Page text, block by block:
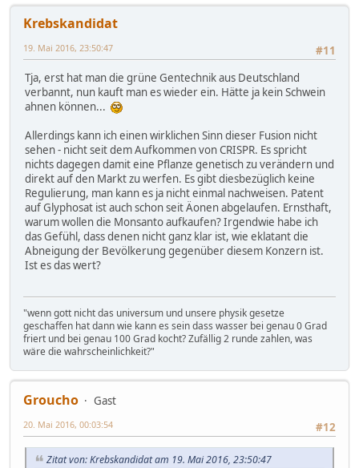
Krebskandidat
#11
19. Mai 2016, 23:50:47
Tja, erst hat man die grüne Gentechnik aus Deutschland
verbannt, nun kauft man es wieder ein. Hätte ja kein Schwein
ahnen können...
Allerdings kann ich einen wirklichen Sinn dieser Fusion nicht
sehen - nicht seit dem Aufkommen von CRISPR. Es spricht
nichts dagegen damit eine Pflanze genetisch zu verändern und
direkt auf den Markt zu werfen. Es gibt diesbezüglich keine
Regulierung, man kann es ja nicht einmal nachweisen. Patent
auf Glyphosat ist auch schon seit Äonen abgelaufen. Ernsthaft,
warum wollen die Monsanto aufkaufen? Irgendwie habe ich
das Gefühl, dass denen nicht ganz klar ist, wie eklatant die
Abneigung der Bevölkerung gegenüber diesem Konzern ist.
Ist es das wert?
"wenn gott nicht das universum und unsere physik gesetze
geschaffen hat dann wie kann es sein dass wasser bei genau 0 Grad
friert und bei genau 100 Grad kocht? Zufällig 2 runde zahlen, was
wäre die wahrscheinlichkeit?"
Groucho
Gast
#12
20. Mai 2016, 00:03:54
Zitat von: Krebskandidat am 19. Mai 2016, 23:50:47